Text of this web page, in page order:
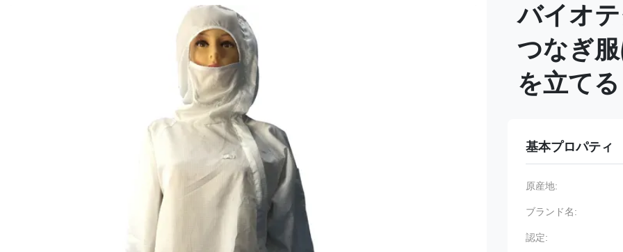
バイオ
つなぎ
を立てる
基本プロパティ
原産地:
ブランド名:
認定: